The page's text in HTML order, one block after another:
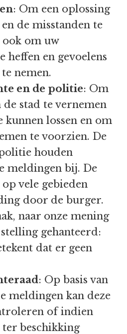
: Om een oplossing
de misstanden te
ook om uw
heffen en gevoelens
nemen.
en de politie: Om
stad te vernemen
kunnen lossen en om
te voorzien. De
houden
meldingen bij. De
vele gebieden
door de burger.
naar onze mening
gehanteerd:
dat er geen
: Op basis van
meldingen kan deze
of indien
beschikking